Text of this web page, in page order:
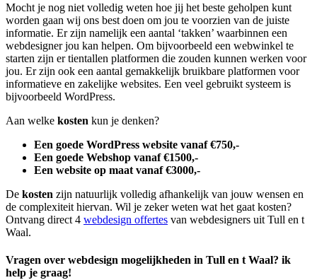
Mocht je nog niet volledig weten hoe jij het beste geholpen kunt
worden gaan wij ons best doen om jou te voorzien van de juiste
informatie. Er zijn namelijk een aantal ‘takken’ waarbinnen een
webdesigner jou kan helpen. Om bijvoorbeeld een webwinkel te
starten zijn er tientallen platformen die zouden kunnen werken voor
jou. Er zijn ook een aantal gemakkelijk bruikbare platformen voor
informatieve en zakelijke websites. Een veel gebruikt systeem is
bijvoorbeeld WordPress.
Aan welke kosten kun je denken?
Een goede WordPress website vanaf €750,-
Een goede Webshop vanaf €1500,-
Een website op maat vanaf €3000,-
De kosten zijn natuurlijk volledig afhankelijk van jouw wensen en
de complexiteit hiervan. Wil je zeker weten wat het gaat kosten?
Ontvang direct 4 webdesign offertes van webdesigners uit Tull en t
Waal.
Vragen over webdesign mogelijkheden in Tull en t Waal? ik
help je graag!